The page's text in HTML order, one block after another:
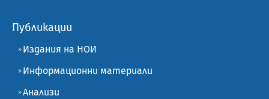
Публикации
Издания на НОИ
Информационни материали
Анализи